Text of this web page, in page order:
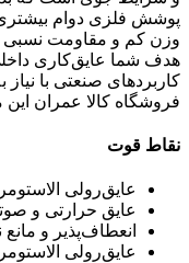
پوشش فلزی دوام بیشتری
وزن کم و مقاومت نسبی
هدف شما عایق‌کاری
کاربردهای صنعتی با
فروشگاه کالا عمران
نقاط قوت
عایق‌رولی الاستومری 19 میلی‌متر لینکران
عایق حرارتی و
انعطاف‌پذیر و
عایق‌رولی الاستومری ۳میلی‌متر لینکران